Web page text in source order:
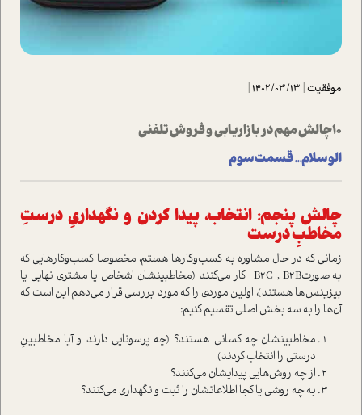
موفقیت|
1402/03/13
|
۱۰ چالش مهم در بازاریابی و فروش تلفنی
الو سلام... قسمت سوم
چالش پنجم: انتخاب، پیدا کردن و نگهداریِ درستِ
مخاطبِ درست
زمانی که در حال مشاوره به کسب‌وکارها هستم، مخصوصا کسب‌وکارهایی که
به صورتB2C , B2B کار می‌کنند (مخاطبینشان اشخاص یا مشتری نهایی یا
بیزینس‌ها هستند)، اولین موردی را که مورد بررسی قرار می‌دهم این است که
آن‌ها را به سه بخش اصلی تقسیم کنیم:
مخاطبینشان چه کسانی هستند؟ (چه پرسونایی دارند و آیا مخاطبینِ
درستی را انتخاب کردند)
از چه روش‌هایی پیدایشان می‌کنند؟
به چه روشی یا کجا اطلاعاتشان را ثبت و نگهداری می‌کنند؟